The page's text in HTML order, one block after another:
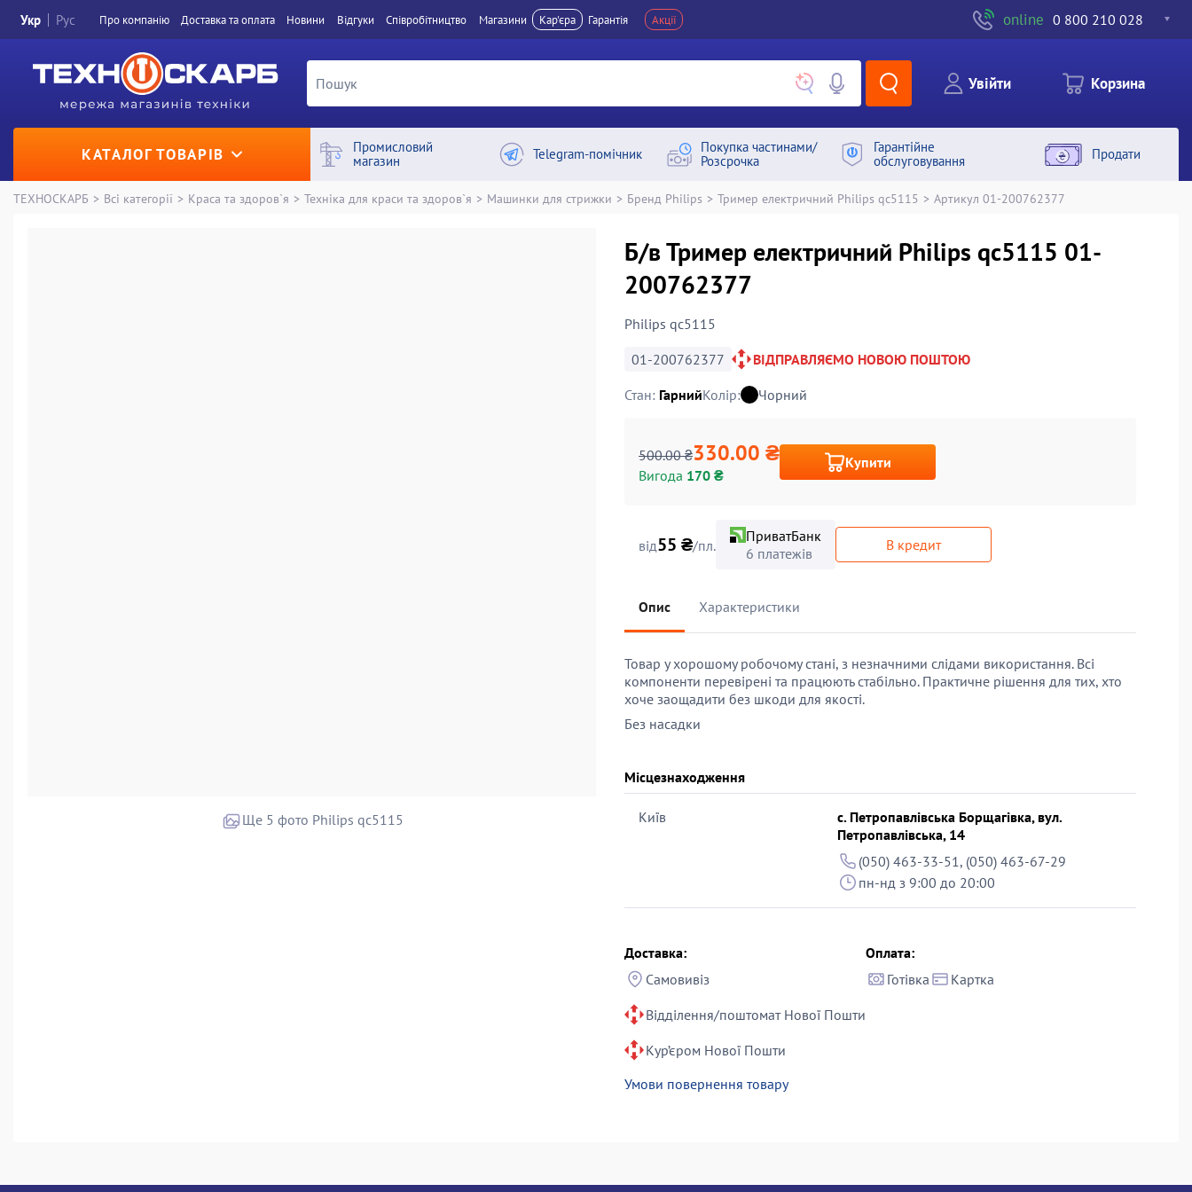
Укр Рус Про компанiю Доставка та оплата Новини Вiдгуки Співробітництво Магазини Кар'єра Гарантія Акції online 0 800 210 028
Увiйти Корзина
КАТАЛОГ ТОВАРІВ
Промисловий
магазин
Telegram-помічник
Покупка частинами/
Розсрочка
Гарантiйне
обслуговування
Продати
ТЕХНОСКАРБ > Всі категорії > Краса та здоров`я > Техніка для краси та здоров`я > Машинки для стрижки > Бренд Philips > Тример електричний Philips qc5115 > Артикул 01-200762377
Ще 5 фото Philips qc5115
Б/в Тример електричний Philips qc5115 01-
200762377
Philips qc5115
01-200762377
ВІДПРАВЛЯЄМО НОВОЮ ПОШТОЮ
Стан: ГарнийКолір: Чорний
500.00 ₴330.00 ₴
Вигода 170 ₴
Купити
від55 ₴/пл.
ПриватБанк
6 платежів
В кредит
Опис Характеристики
Товар у хорошому робочому стані, з незначними слідами використання. Всі
компоненти перевірені та працюють стабільно. Практичне рішення для тих, хто
хоче заощадити без шкоди для якості.
Без насадки
Місцезнаходження
Київ
с. Петропавлівська Борщагівка, вул.
Петропавлівська, 14
(050) 463-33-51, (050) 463-67-29
пн-нд з 9:00 до 20:00
Доставка:
Самовивіз
Відділення/поштомат Нової Пошти
Кур’єром Нової Пошти
Оплата:
Готівка
Картка
Умови повернення товару